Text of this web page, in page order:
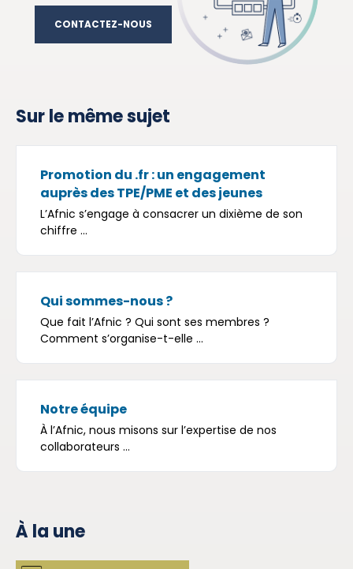
CONTACTEZ-NOUS
Sur le même sujet
Promotion du .fr : un engagement
auprès des TPE/PME et des jeunes
L’Afnic s’engage à consacrer un dixième de son
chiffre ...
Qui sommes-nous ?
Que fait l’Afnic ? Qui sont ses membres ?
Comment s’organise-t-elle ...
Notre équipe
À l’Afnic, nous misons sur l’expertise de nos
collaborateurs ...
À la une